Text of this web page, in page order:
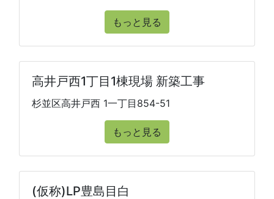
もっと見る
高井戸西1丁目1棟現場 新築工事
杉並区高井戸西 1一丁目854-51
もっと見る
(仮称)LP豊島目白